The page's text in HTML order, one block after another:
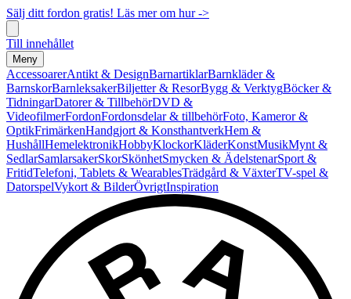
Sälj ditt fordon gratis! Läs mer om hur ->
Till innehållet
Meny
AccessoarerAntikt & DesignBarnartiklarBarnkläder &
BarnskorBarnleksakerBiljetter & ResorBygg & VerktygBöcker &
TidningarDatorer & TillbehörDVD &
VideofilmerFordonFordonsdelar & tillbehörFoto, Kameror &
OptikFrimärkenHandgjort & KonsthantverkHem &
HushållHemelektronikHobbyKlockorKläderKonstMusikMynt &
SedlarSamlarsakerSkorSkönhetSmycken & ÄdelstenarSport &
FritidTelefoni, Tablets & WearablesTrädgård & VäxterTV-spel &
DatorspelVykort & BilderÖvrigtInspiration